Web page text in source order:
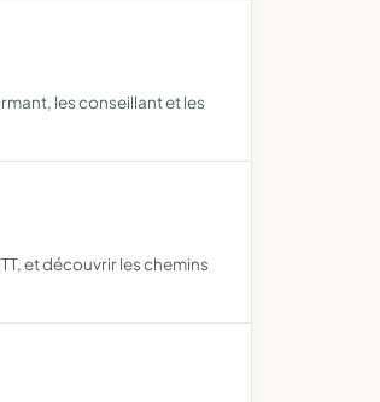
les conseillant et les
et découvrir les chemins